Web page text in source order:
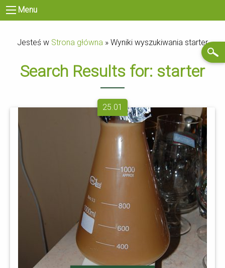
Menu
Jesteś w Strona główna » Wyniki wyszukiwania starter
Search Results for: starter
25.01